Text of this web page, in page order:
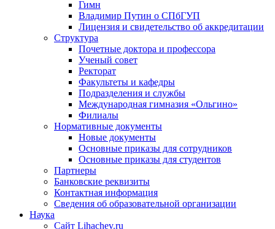
Гимн
Владимир Путин о СПбГУП
Лицензия и свидетельство об аккредитации
Структура
Почетные доктора и профессора
Ученый совет
Ректорат
Факультеты и кафедры
Подразделения и службы
Международная гимназия «Ольгино»
Филиалы
Нормативные документы
Новые документы
Основные приказы для сотрудников
Основные приказы для студентов
Партнеры
Банковские реквизиты
Контактная информация
Сведения об образовательной организации
Наука
Сайт Lihachev.ru